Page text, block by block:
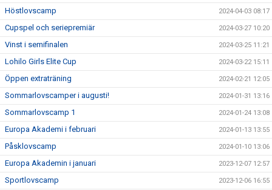
Höstlovscamp 2024-04-03 08:17
Cupspel och seriepremiär 2024-03-27 10:20
Vinst i semifinalen 2024-03-25 11:21
Lohilo Girls Elite Cup 2024-03-22 15:11
Öppen extraträning 2024-02-21 12:05
Sommarlovscamper i augusti! 2024-01-31 13:16
Sommarlovscamp 1 2024-01-24 13:08
Europa Akademi i februari 2024-01-13 13:55
Påsklovscamp 2024-01-10 13:06
Europa Akademin i januari 2023-12-07 12:57
Sportlovscamp 2023-12-06 16:55